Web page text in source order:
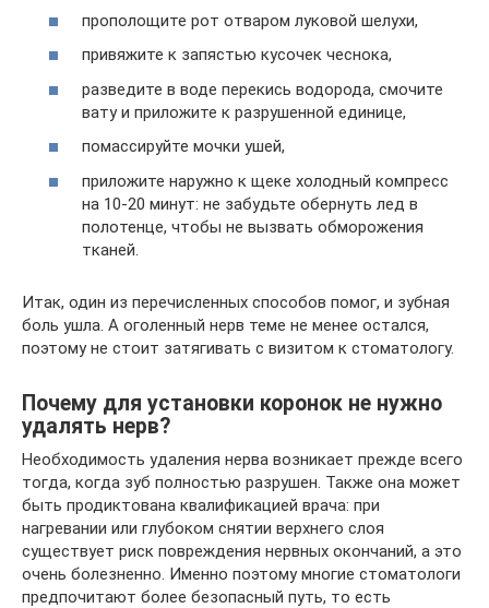
прополощите рот отваром луковой шелухи,
привяжите к запястью кусочек чеснока,
разведите в воде перекись водорода, смочите
вату и приложите к разрушенной единице,
помассируйте мочки ушей,
приложите наружно к щеке холодный компресс
на 10-20 минут: не забудьте обернуть лед в
полотенце, чтобы не вызвать обморожения
тканей.
Итак, один из перечисленных способов помог, и зубная
боль ушла. А оголенный нерв теме не менее остался,
поэтому не стоит затягивать с визитом к стоматологу.
Почему для установки коронок не нужно
удалять нерв?
Необходимость удаления нерва возникает прежде всего
тогда, когда зуб полностью разрушен. Также она может
быть продиктована квалификацией врача: при
нагревании или глубоком снятии верхнего слоя
существует риск повреждения нервных окончаний, а это
очень болезненно. Именно поэтому многие стоматологи
предпочитают более безопасный путь, то есть